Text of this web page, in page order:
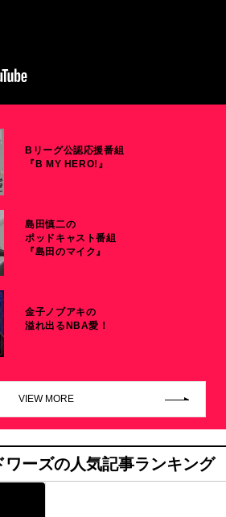
Bリーグ公認応援番組
『B MY HERO!』
島田慎二の
ポッドキャスト番組
『島田のマイク』
金子ノブアキの
溢れ出るNBA愛！
VIEW MORE
ワーズの人気記事ランキング